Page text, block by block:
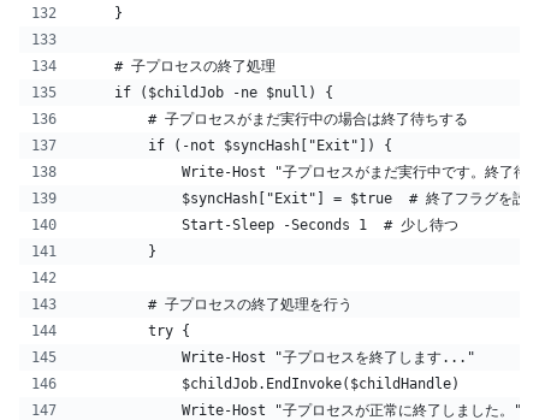
    }
    # 子プロセスの終了処理
    if ($childJob -ne $null) {
        # 子プロセスがまだ実行中の場合は終了待ちする
        if (-not $syncHash["Exit"]) {
Write-Host "子プロセスがまだ実行中です。終了待
$syncHash["Exit"] = $true  # 終了フラグを設
            Start-Sleep -Seconds 1  # 少し待つ
        }
        # 子プロセスの終了処理を行う
        try {
            Write-Host "子プロセスを終了します..."
            $childJob.EndInvoke($childHandle)
            Write-Host "子プロセスが正常に終了しました。"